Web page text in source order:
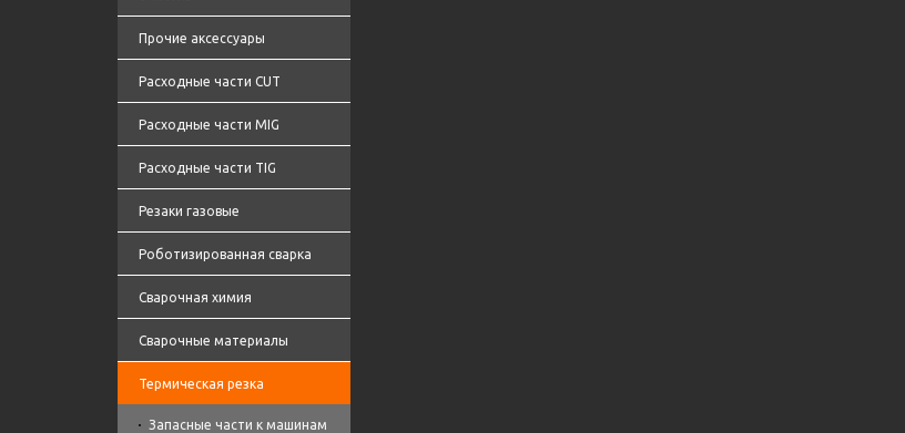
Прочие аксессуары
Расходные части CUT
Расходные части MIG
Расходные части TIG
Резаки газовые
Роботизированная сварка
Сварочная химия
Сварочные материалы
Термическая резка
Запасные части к машинам